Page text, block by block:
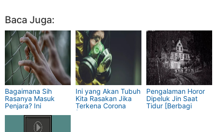
Baca Juga:
Bagaimana Sih
Rasanya Masuk
Penjara? Ini
[Berbagi
Pengalaman]
Ini yang Akan Tubuh
Kita Rasakan Jika
Terkena Corona
[Kisah Tenaga
Pengalaman Horor
Dipeluk Jin Saat
Tidur [Berbagi